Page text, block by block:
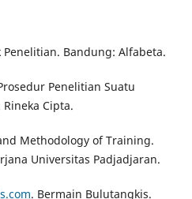
Penelitian. Bandung: Alfabeta.
Penelitian Suatu
Rineka Cipta.
Methodology of Training.
Universitas Padjadjaran.
. Bermain Bulutangkis.